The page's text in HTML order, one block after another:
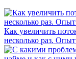
Как увеличить
несколько раз.